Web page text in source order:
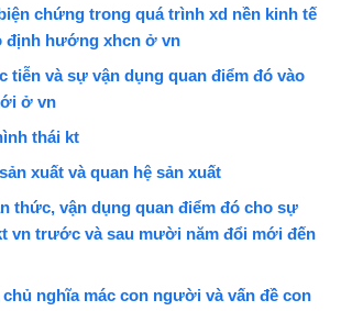
chứng trong quá trình xd nền kinh tế
định hướng xhcn ở vn
tiễn và sự vận dụng quan điểm đó vào
ở vn
thái kt
xuất và quan hệ sản xuất
thức, vận dụng quan điểm đó cho sự
vn trước và sau mười năm đổi mới đến
chủ nghĩa mác con người và vấn đề con